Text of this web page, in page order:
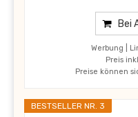
Bei
Werbung |
Preis
Preise können
BESTSELLER NR. 3